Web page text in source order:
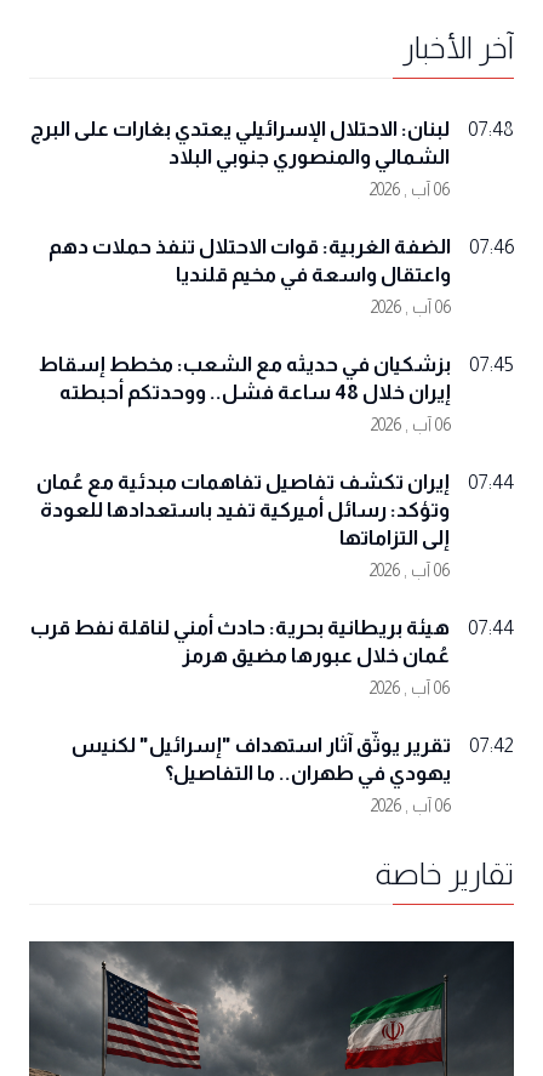
آخر الأخبار
07:48
لبنان: الاحتلال الإسرائيلي يعتدي بغارات على البرج
الشمالي والمنصوري جنوبي البلاد
06 آب , 2026
07:46
الضفة الغربية: قوات الاحتلال تنفذ حملات دهم
واعتقال واسعة في مخيم قلنديا
06 آب , 2026
07:45
بزشكيان في حديثه مع الشعب: مخطط إسقاط
إيران خلال 48 ساعة فشل.. ووحدتكم أحبطته
06 آب , 2026
07:44
إيران تكشف تفاصيل تفاهمات مبدئية مع عُمان
وتؤكد: رسائل أميركية تفيد باستعدادها للعودة
إلى التزاماتها
06 آب , 2026
07:44
هيئة بريطانية بحرية: حادث أمني لناقلة نفط قرب
عُمان خلال عبورها مضيق هرمز
06 آب , 2026
07:42
تقرير يوثّق آثار استهداف "إسرائيل" لكنيس
يهودي في طهران.. ما التفاصيل؟
06 آب , 2026
تقارير خاصة